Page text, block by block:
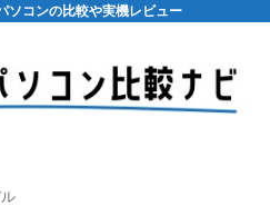
ソコンの比較や実機レビュー